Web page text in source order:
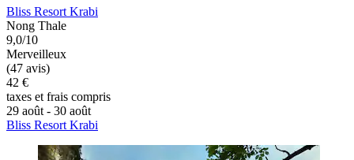
Bliss Resort Krabi
Nong Thale
9,0/10
Merveilleux
(47 avis)
42 €
taxes et frais compris
29 août - 30 août
Bliss Resort Krabi